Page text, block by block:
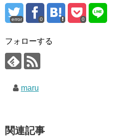
error 0 0
フォローする
maru
関連記事